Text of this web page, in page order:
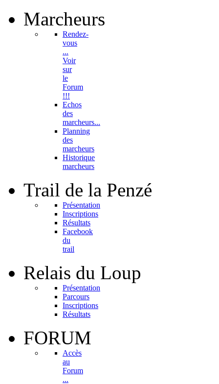
Marcheurs
Rendez-
vous
...
Voir
sur
le
Forum
!!!
Echos
des
marcheurs...
Planning
des
marcheurs
Historique
marcheurs
Trail de la Penzé
Présentation
Inscriptions
Résultats
Facebook
du
trail
Relais du Loup
Présentation
Parcours
Inscriptions
Résultats
FORUM
Accès
au
Forum
...